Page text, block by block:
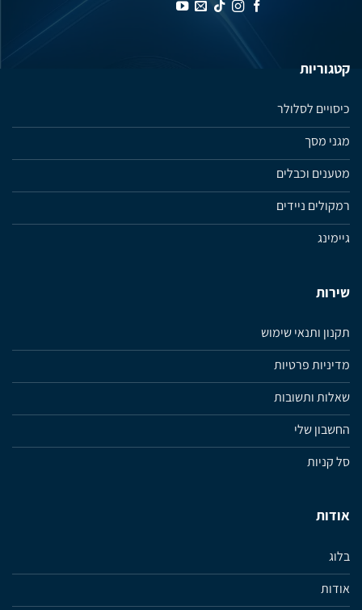
קטגוריות
כיסויים לסלולר
מגני מסך
מטענים וכבלים
רמקולים ניידים
גיימינג
שירות
תקנון ותנאי שימוש
מדיניות פרטיות
שאלות ותשובות
החשבון שלי
סל קניות
אודות
בלוג
אודות